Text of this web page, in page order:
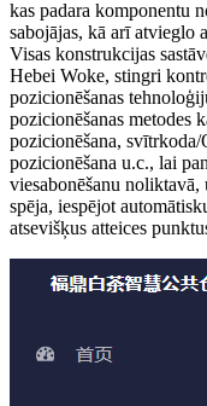
kas padara komponentu
sabojājas, kā arī atvieglo
Visas konstrukcijas
Hebei Woke, stingri
pozicionēšanas
pozicionēšanas metodes
pozicionēšana,
pozicionēšana u.c., lai
viesabonēšanu
spēja, iespējot
atsevišķus atteices